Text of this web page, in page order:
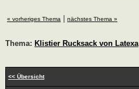
« vorheriges Thema nächstes Thema »
Thema: Klistier Rucksack von Latexa
<< Übersicht